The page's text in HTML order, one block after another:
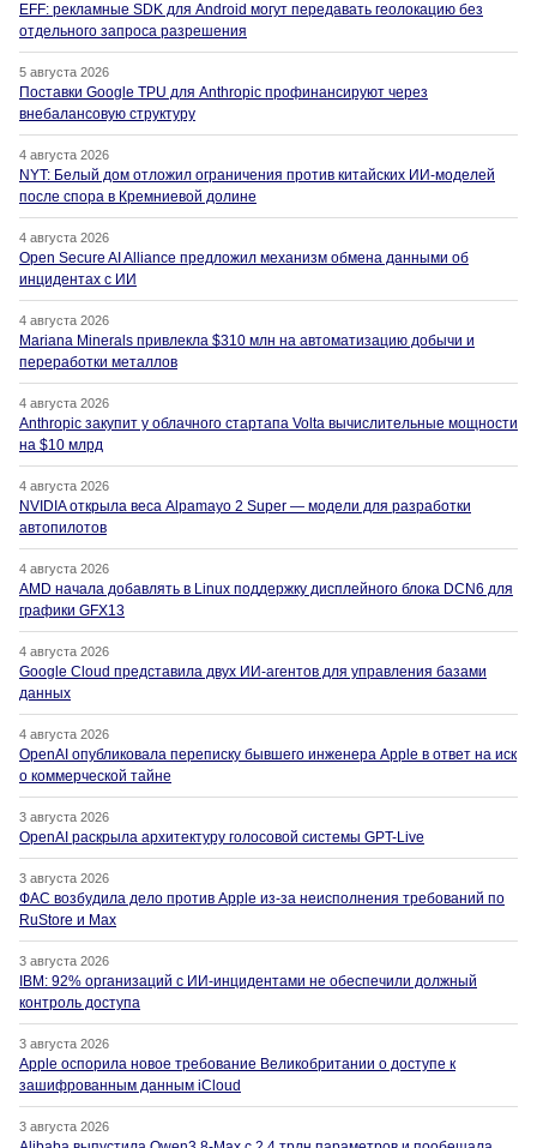
EFF: рекламные SDK для Android могут передавать геолокацию без
отдельного запроса разрешения
5 августа 2026
Поставки Google TPU для Anthropic профинансируют через
внебалансовую структуру
4 августа 2026
NYT: Белый дом отложил ограничения против китайских ИИ-моделей
после спора в Кремниевой долине
4 августа 2026
Open Secure AI Alliance предложил механизм обмена данными об
инцидентах с ИИ
4 августа 2026
Mariana Minerals привлекла $310 млн на автоматизацию добычи и
переработки металлов
4 августа 2026
Anthropic закупит у облачного стартапа Volta вычислительные мощности
на $10 млрд
4 августа 2026
NVIDIA открыла веса Alpamayo 2 Super — модели для разработки
автопилотов
4 августа 2026
AMD начала добавлять в Linux поддержку дисплейного блока DCN6 для
графики GFX13
4 августа 2026
Google Cloud представила двух ИИ-агентов для управления базами
данных
4 августа 2026
OpenAI опубликовала переписку бывшего инженера Apple в ответ на иск
о коммерческой тайне
3 августа 2026
OpenAI раскрыла архитектуру голосовой системы GPT-Live
3 августа 2026
ФАС возбудила дело против Apple из-за неисполнения требований по
RuStore и Max
3 августа 2026
IBM: 92% организаций с ИИ-инцидентами не обеспечили должный
контроль доступа
3 августа 2026
Apple оспорила новое требование Великобритании о доступе к
зашифрованным данным iCloud
3 августа 2026